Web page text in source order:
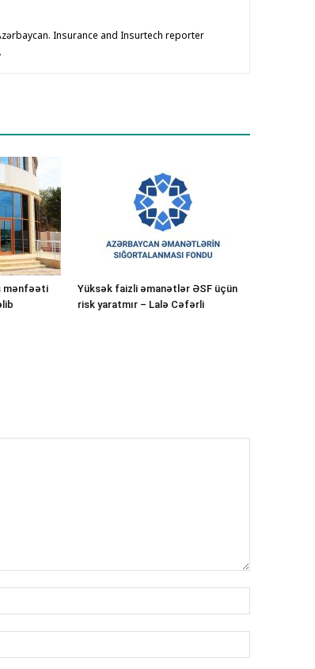
Insurance and Insurtech reporter
mənfəəti
Yüksək faizli əmanətlər ƏSF üçün
risk yaratmır – Lalə Cəfərli